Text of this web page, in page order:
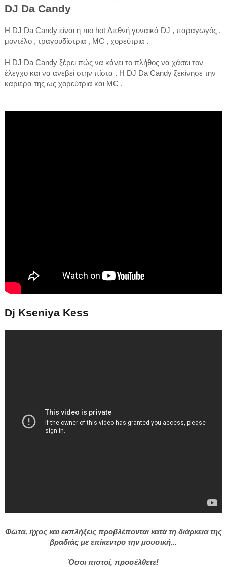
DJ Da Candy
H DJ Da Candy είναι η πιο hot Διεθνή γυναικά DJ , παραγωγός ,
μοντέλο , τραγουδίστρια , MC , χορεύτρια .
Η DJ Da Candy ξέρει πώς να κάνει το πλήθος να χάσει τον
έλεγχο και να ανεβεί στην πίστα . H DJ Da Candy ξεκίνησε την
καριέρα της ως χορεύτρια και MC .
Dj Kseniya Kess
Φώτα, ήχος και εκπλήξεις προβλέπονται κατά τη διάρκεια της
βραδιάς με επίκεντρο την μουσική...
Όσοι πιστοί, προσέλθετε!